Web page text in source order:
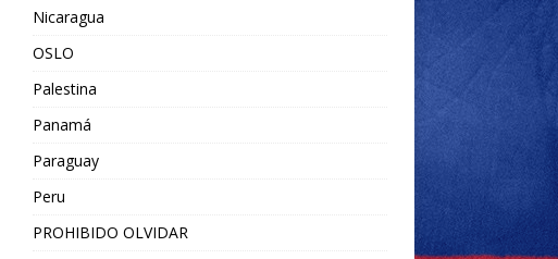
Nicaragua
OSLO
Palestina
Panamá
Paraguay
Peru
PROHIBIDO OLVIDAR